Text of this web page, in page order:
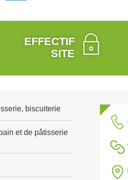
EFFECTIF
SITE
biscuiterie
et de pâtisserie